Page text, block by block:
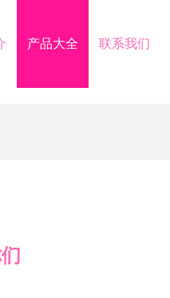
产品大全 联系我们